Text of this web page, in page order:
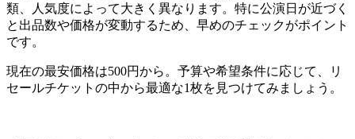
類、人気度によって大きく異なります。特に公演日が近づく
と出品数や価格が変動するため、早めのチェックがポイント
です。
現在の最安価格は500円から。予算や希望条件に応じて、リ
セールチケットの中から最適な1枚を見つけてみましょう。